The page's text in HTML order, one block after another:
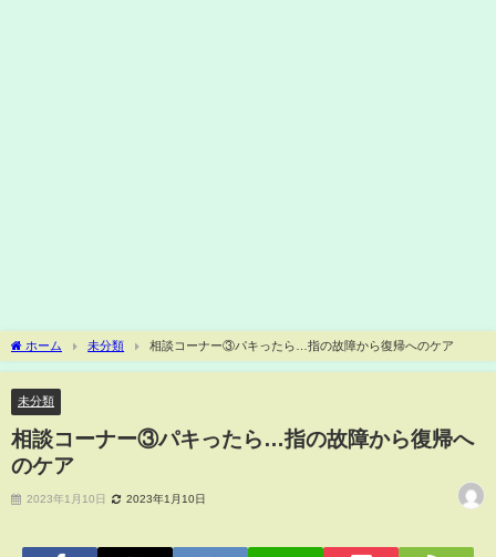
ホーム 未分類 相談コーナー③パキったら…指の故障から復帰へのケア
未分類
相談コーナー③パキったら…指の故障から復帰へ
のケア
2023年1月10日 2023年1月10日